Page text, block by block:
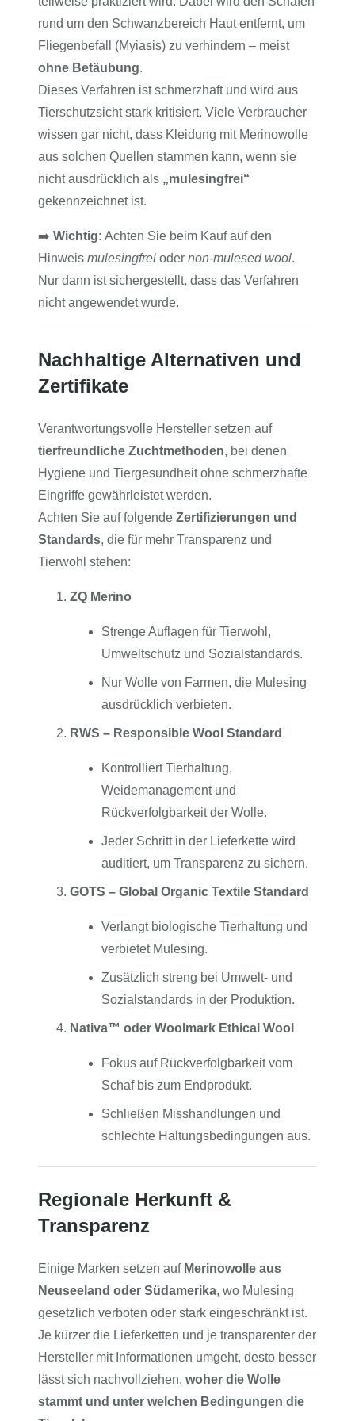
rund um den Schwanzbereich Haut entfernt, um
Fliegenbefall (Myiasis) zu verhindern – meist
ohne Betäubung.
Dieses Verfahren ist schmerzhaft und wird aus
Tierschutzsicht stark kritisiert. Viele Verbraucher
wissen gar nicht, dass Kleidung mit Merinowolle
aus solchen Quellen stammen kann, wenn sie
nicht ausdrücklich als „mulesingfrei“
gekennzeichnet ist.
➡️ Wichtig: Achten Sie beim Kauf auf den
Hinweis mulesingfrei oder non-mulesed wool.
Nur dann ist sichergestellt, dass das Verfahren
nicht angewendet wurde.
Nachhaltige Alternativen und
Zertifikate
Verantwortungsvolle Hersteller setzen auf
tierfreundliche Zuchtmethoden, bei denen
Hygiene und Tiergesundheit ohne schmerzhafte
Eingriffe gewährleistet werden.
Achten Sie auf folgende Zertifizierungen und
Standards, die für mehr Transparenz und
Tierwohl stehen:
ZQ Merino
Strenge Auflagen für Tierwohl,
Umweltschutz und Sozialstandards.
Nur Wolle von Farmen, die Mulesing
ausdrücklich verbieten.
RWS – Responsible Wool Standard
Kontrolliert Tierhaltung,
Weidemanagement und
Rückverfolgbarkeit der Wolle.
Jeder Schritt in der Lieferkette wird
auditiert, um Transparenz zu sichern.
GOTS – Global Organic Textile Standard
Verlangt biologische Tierhaltung und
verbietet Mulesing.
Zusätzlich streng bei Umwelt- und
Sozialstandards in der Produktion.
Nativa™ oder Woolmark Ethical Wool
Fokus auf Rückverfolgbarkeit vom
Schaf bis zum Endprodukt.
Schließen Misshandlungen und
schlechte Haltungsbedingungen aus.
Regionale Herkunft &
Transparenz
Einige Marken setzen auf Merinowolle aus
Neuseeland oder Südamerika, wo Mulesing
gesetzlich verboten oder stark eingeschränkt ist.
Je kürzer die Lieferketten und je transparenter der
Hersteller mit Informationen umgeht, desto besser
lässt sich nachvollziehen, woher die Wolle
stammt und unter welchen Bedingungen die